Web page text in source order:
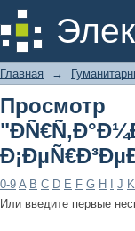
Просмотр
Главная →
0-9 A B C D E F G H J K
Или введите первые